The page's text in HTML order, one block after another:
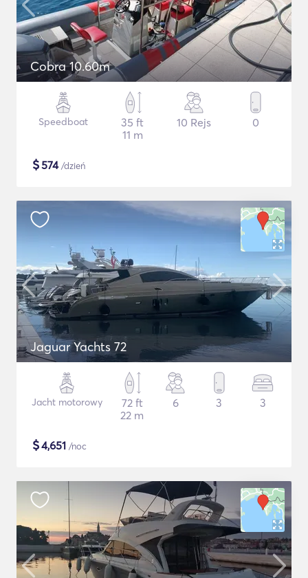
Cobra 10.60m
Speedboat
35 ft
11 m
10 Rejs 0
$574/dzień
Jaguar Yachts 72
Jacht motorowy
72 ft
22 m
6 3 3
$4,651 /noc